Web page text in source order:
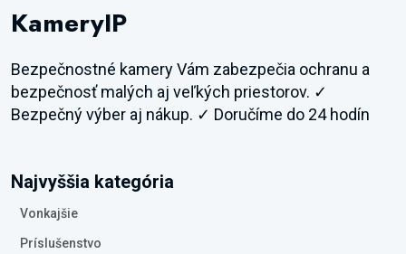
KameryIP
Bezpečnostné kamery Vám zabezpečia ochranu a
bezpečnosť malých aj veľkých priestorov. ✓
Bezpečný výber aj nákup. ✓ Doručíme do 24 hodín
Najvyššia kategória
Vonkajšie
Príslušenstvo